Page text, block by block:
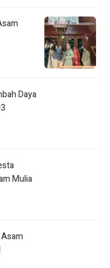
Daya
Mulia